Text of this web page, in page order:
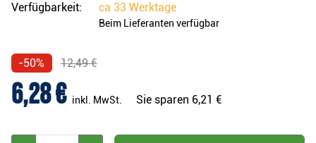
Verfügbarkeit: ca 33 Werktage
Beim Lieferanten verfügbar
-50% 12,49 €
6,28 € inkl. MwSt. Sie sparen 6,21 €